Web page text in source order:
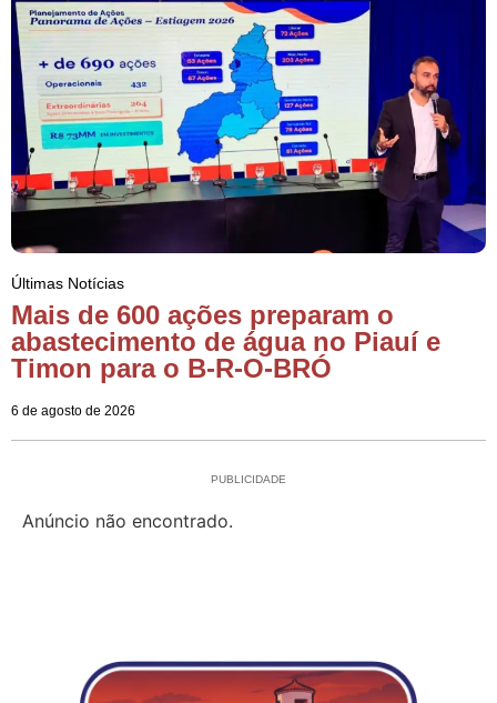
Últimas Notícias
Mais de 600 ações preparam o
abastecimento de água no Piauí e
Timon para o B-R-O-BRÓ
6 de agosto de 2026
PUBLICIDADE
Anúncio não encontrado.